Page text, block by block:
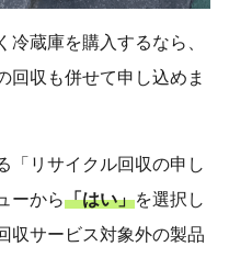
冷蔵庫を購入するなら、
回収も併せて申し込めま
「リサイクル回収の申し
ーから「はい」を選択し
収サービス対象外の製品